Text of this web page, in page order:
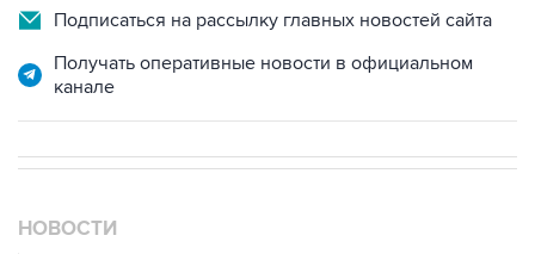
Получать оперативные новости в официальном
07 августа, 09:12
Очаги возгорания на объекте Wildberries в